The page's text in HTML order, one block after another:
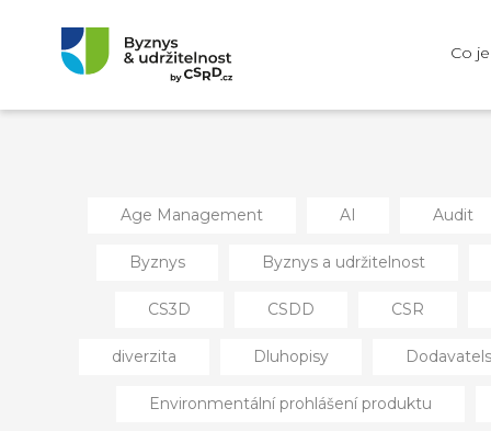
Co
Age Management AI Audit
Byznys Byznys a udržitelnost
CS3D CSDD CSR
diverzita Dluhopisy
Environmentální prohlášení produktu